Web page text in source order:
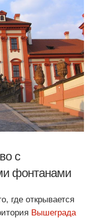
с
фонтанами
где открывается
Вышеграда